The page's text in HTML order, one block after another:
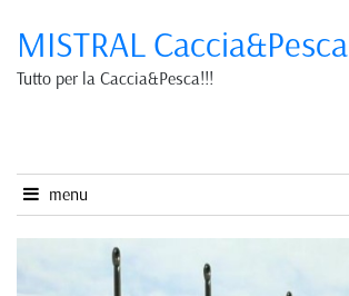
MISTRAL Caccia&Pesca
Tutto per la Caccia&Pesca!!!
menu